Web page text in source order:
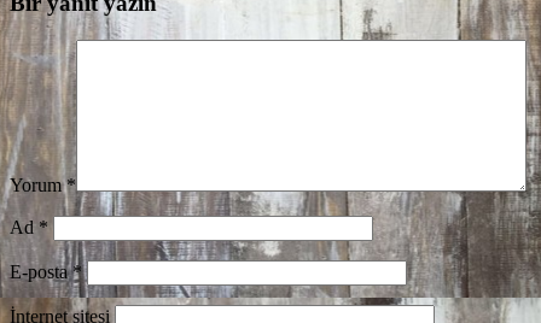
Yorum*
Ad *
E-posta*
İnternet sitesi